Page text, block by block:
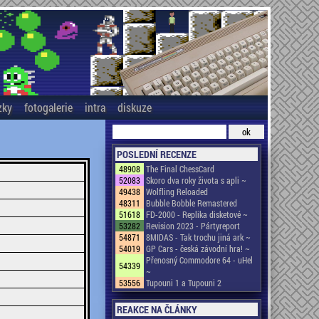
fotogalerie intra diskuze
POSLEDNÍ RECENZE
48908 The Final ChessCard
52083 Skoro dva roky života s apli ~
49438 Wolfling Reloaded
48311
Bubble Bobble Remastered
51618 FD-2000 - Replika disketové ~
53282 Revision 2023 - Pártyreport
54871
8MIDAS - Tak trochu jiná ark ~
54019 GP Cars - česká závodní hra! ~
54339 Přenosný Commodore 64 - uHel
~
53556 Tupouni 1 a Tupouni 2
REAKCE NA ČLÁNKY